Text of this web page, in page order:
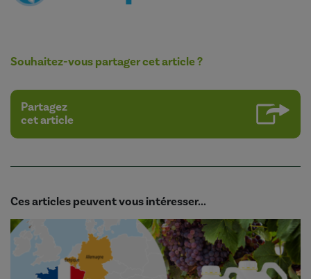
Souhaitez-vous partager cet article ?
Partagez
cet article
Ces articles peuvent vous intéresser...